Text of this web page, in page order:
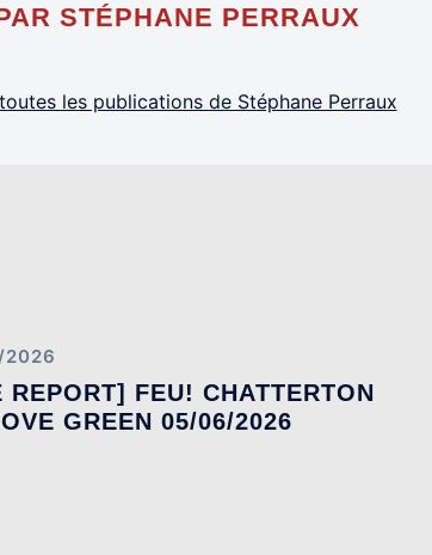
STÉPHANE PERRAUX
les publications de Stéphane Perraux
REPORT] FEU! CHATTERTON
GREEN 05/06/2026